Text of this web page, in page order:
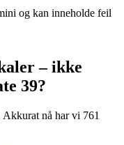
og kan inneholde feil
– ikke
39?
Akkurat nå har vi 761